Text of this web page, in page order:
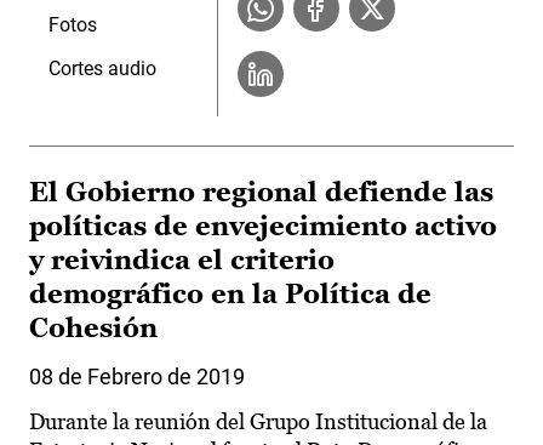
Fotos
Cortes audio
El Gobierno regional defiende las
políticas de envejecimiento activo
y reivindica el criterio
demográfico en la Política de
Cohesión
08 de Febrero de 2019
Durante la reunión del Grupo Institucional de la